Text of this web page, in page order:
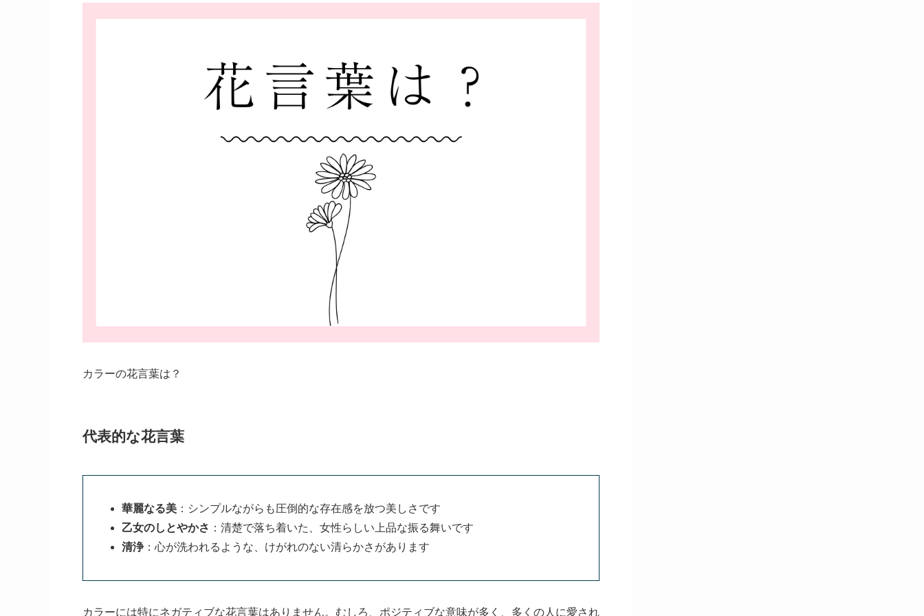
カラーの花言葉は？
代表的な花言葉
華麗なる美 ：シンプルながらも圧倒的な存在感を放つ美しさです
乙女のしとやかさ ：清楚で落ち着いた、女性らしい上品な振る舞いです
清浄：心が洗われるような、けがれのない清らかさがあります
カラーには特にネガティブな花言葉はありません。むしろ、ポジティブな意味が多く、多くの人に愛され